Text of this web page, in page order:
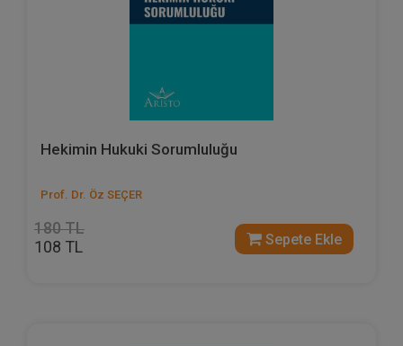
Hekimin Hukuki Sorumluluğu
Prof. Dr. Öz SEÇER
180 TL
108 TL Sepete Ekle